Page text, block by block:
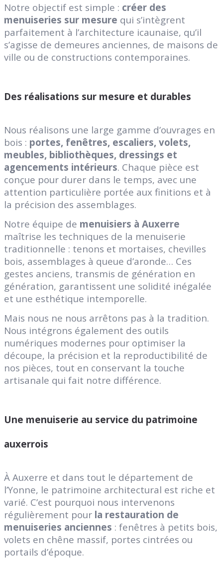
Notre objectif est simple : créer des
menuiseries sur mesure qui s’intègrent
parfaitement à l’architecture icaunaise, qu’il
s’agisse de demeures anciennes, de maisons de
ville ou de constructions contemporaines.
Des réalisations sur mesure et durables
Nous réalisons une large gamme d’ouvrages en
bois : portes, fenêtres, escaliers, volets,
meubles, bibliothèques, dressings et
agencements intérieurs. Chaque pièce est
conçue pour durer dans le temps, avec une
attention particulière portée aux finitions et à
la précision des assemblages.
Notre équipe de menuisiers à Auxerre
maîtrise les techniques de la menuiserie
traditionnelle : tenons et mortaises, chevilles
bois, assemblages à queue d’aronde… Ces
gestes anciens, transmis de génération en
génération, garantissent une solidité inégalée
et une esthétique intemporelle.
Mais nous ne nous arrêtons pas à la tradition.
Nous intégrons également des outils
numériques modernes pour optimiser la
découpe, la précision et la reproductibilité de
nos pièces, tout en conservant la touche
artisanale qui fait notre différence.
Une menuiserie au service du patrimoine
auxerrois
À Auxerre et dans tout le département de
l’Yonne, le patrimoine architectural est riche et
varié. C’est pourquoi nous intervenons
régulièrement pour la restauration de
menuiseries anciennes : fenêtres à petits bois,
volets en chêne massif, portes cintrées ou
portails d’époque.